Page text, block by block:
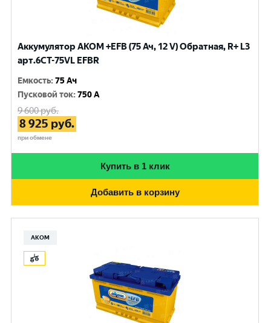
Аккумулятор AKOM +EFB (75 Ач, 12 V) Обратная, R+ L3
арт.6СТ-75VL EFBR
Емкость:75 Ач
Пусковой ток:750 A
9 600руб.
8 925 руб.
при обмене
Купить в 1 клик
Добавить в корзину
АКОМ